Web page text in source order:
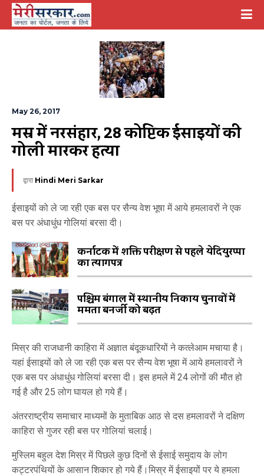
May 26, 2017
मिस्र में नरसंहार, 28 कोप्टिक ईसाइयों की
गोली मारकर हत्या
द्वारा Hindi Meri Sarkar
ईसाइयों को ले जा रही एक बस पर सैन्य वेश भूषा में आये हमलावरों ने एक
बस पर अंधाधुंध गोलियां बरसा दी।
कर्नाटक में शक्ति परीक्षण से पहले येदियुरप्पा
का त्यागपत्र
पश्चिम बंगाल में स्थानीय निकाय चुनावों में
ममता बनर्जी को बढ़त
मिस्र की राजधानी काहिरा में अज्ञात बंदूकधारियों ने कत्लेआम मचाया है।
यहां ईसाइयों को ले जा रही एक बस पर सैन्य वेश भूषा में आये हमलावरों ने
एक बस पर अंधाधुंध गोलियां बरसा दी। इस हमले में 24 लोगों की मौत हो
गई है और 25 लोग घायल हो गये हैं।
अंतरराष्ट्रीय समाचार माध्यमों के मुताबिक आठ से दस हमलावरों ने दक्षिण
काहिरा से गुजर रही बस पर गोलियां चलाई।
मुस्लिम बहुल देश मिस्र में पिछले कुछ दिनों से ईसाई समुदाय के लोग
कट्टरपंथियों के आसान शिकार हो गये हैं।मिस्र में ईसाइयों पर ये हमला